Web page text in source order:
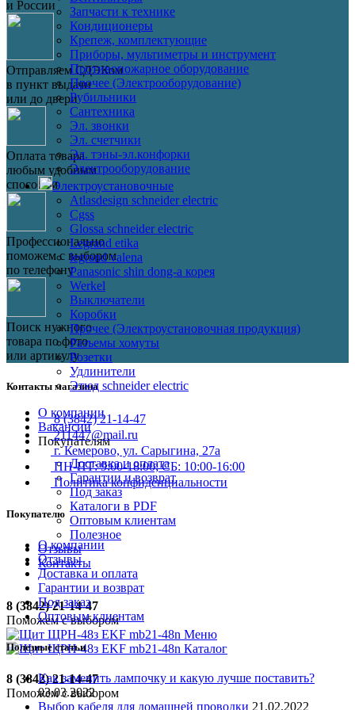
Запчасти к технике
Кондиционеры
Крепеж, комплектующие
Приборы, мультиметры и инструмент
Противопожарное оборудование
Прочее (Электрооборудование)
Рубильники
Сантехника
Эл. звонки
Эл. счетчики
Эл. тэны-эл.конфорки
Электрооборудование
Электроустановочные
Atlasdesign schneider electric
Cgss
Glossa schneider electric
Legrand etika
legrand valena
Panasonic shin dong-a корея
Werkel
Выключатели
Коробки
Прочее (Электроустановочная продукция)
Разъемы хомуты
Розетки
Удлинители
Этюд schneider electric
О компании
Вакансии
Покупателям
Доставка и оплата
Гарантии и возврат
Под заказ
Каталоги в PDF
Оптовым клиентам
Полезное
Отзывы
Контакты
8 (3842) 21-14-47
Поможем с выбором
Меню
Каталог
8 (3842) 21-14-47
Поможем с выбором
и России
Отправляем СДЭКом
в пункт выдачи
или до двери
Оплата товара
любым удобным
способом
Профессионально
поможем с выбором
по телефону
Поиск нужного
товара по фото
или артикулу
Контакты магазина
8 (3842) 21-14-47
211447@mail.ru
г. Кемерово, ул. Сарыгина, 27а
ПН-ПТ: 9:00-18:00; СБ: 10:00-16:00
Политика конфиденциальности
Покупателю
О компании
Отзывы
Доставка и оплата
Гарантии и возврат
Под заказ
Оптовым клиентам
Полезные статьи
Как заменить лампочку и какую лучше поставить?
03.03.2022
Выбор кабеля для домашней проводки 21.02.2022